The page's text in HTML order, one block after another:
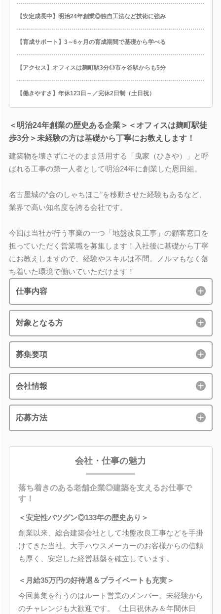
【安定成長中】明治24年創業◎独自工法など技術に強み
【育成サポート】3～6ヶ月の育成期間で基礎から学べる
【アクセス】オフィスは麹町駅3分◎市ヶ谷駅からも5分
【働きやすさ】年休123日～／完休2日制（土日祝）
＜明治24年創業の歴史ある企業＞＜オフィスは麹町駅徒
歩3分＞未経験の方は基礎から丁寧にお教えします！
建築物を壊さずにそのまま活用する「曳家（ひきや）」と呼
ばれる工事の第一人者として明治24年に創業した恩田組。
名古屋城の“金のしゃちほこ”を移動させた経験もあるなど、
業界で高い知名度を誇る会社です。
今回は当社が行う事業の一つ「地盤改良工事」の顧客窓口を
担っていただく営業職を募集します！入社後に基礎から丁寧
にお教えしますので、経験やスキルは不問。ノルマもなく落
ち着いた環境で働いていただけます！
仕事内容
対象となる方
募集要項
会社情報
応募方法
会社・仕事の魅力
落ち着きのある老舗企業◎建築を支えるお仕事で
す！
＜安定性バツグン◎133年の歴史あり＞
創業以来、総合建築会社として地盤改良工事などを手掛
けてきた当社。大手ハウスメーカーのお客様からの信頼
も厚く、安定した経営基盤を確立しています。
＜月給35万円の好待遇＆プライベートも充実＞
今回募集を行うのはルート営業のメンバー。未経験から
のチャレンジも大歓迎です。《土日祝休み＆年間休日